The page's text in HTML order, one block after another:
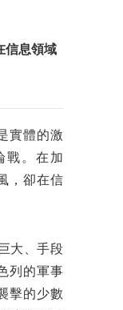
信息領域
實體的激
戰。在加
，卻在信
大、手段
列的軍事
擊的少數